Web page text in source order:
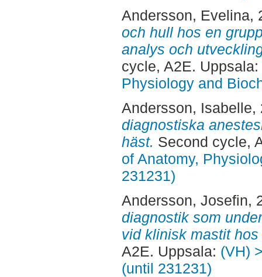
Andersson, Evelina,
och hull hos en
analys och
cycle, A2E. Uppsala:
Physiology and
Andersson, Isabelle,
diagnostiska
häst. Second cycle,
of Anatomy,
231231)
Andersson, Josefin,
diagnostik som
vid klinisk mastit hos
A2E. Uppsala: (VH)
(until 231231)